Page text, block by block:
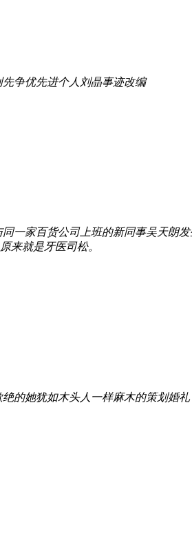
争优先进个人刘晶事迹改编
一家百货公司上班的新同事吴天朗
来就是牙医司松。
的她犹如木头人一样麻木的策划婚